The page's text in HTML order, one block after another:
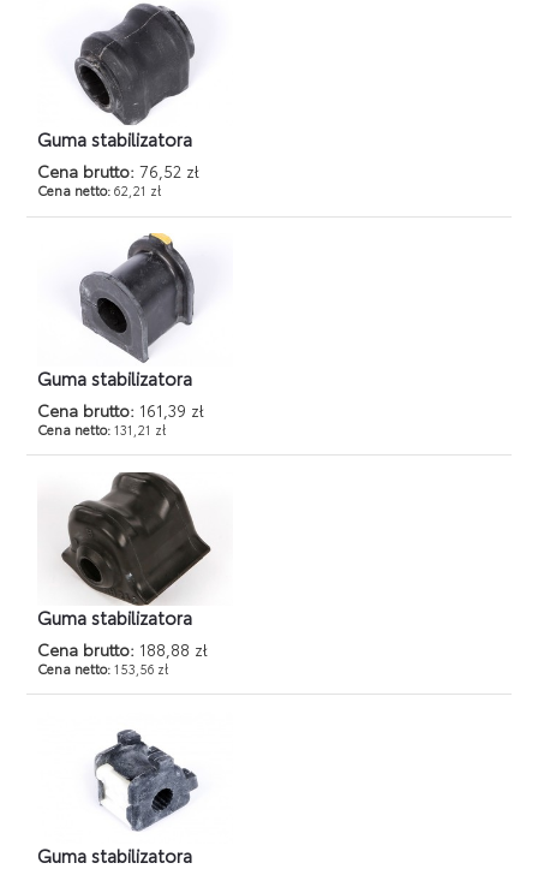
Guma stabilizatora
Cena brutto: 76,52 zł
Cena netto:62,21 zł
Guma stabilizatora
Cena brutto: 161,39 zł
Cena netto:131,21 zł
Guma stabilizatora
Cena brutto: 188,88 zł
Cena netto:153,56 zł
Guma stabilizatora